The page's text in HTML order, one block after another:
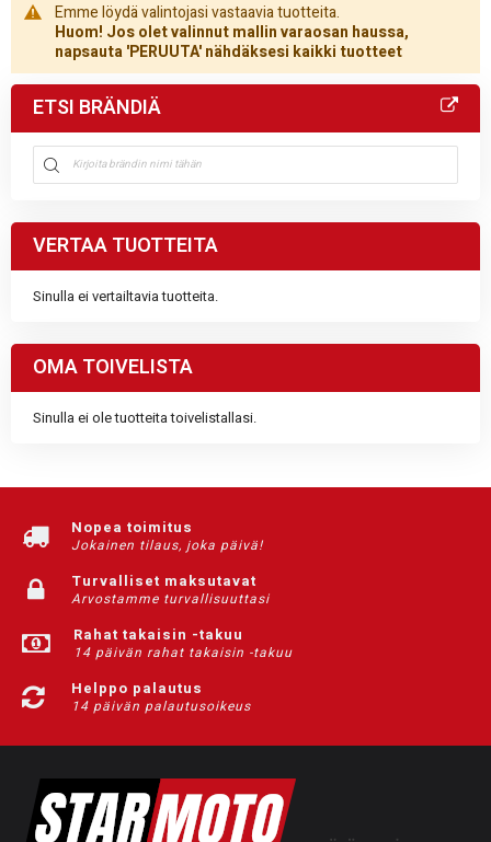
Emme löydä valintojasi vastaavia tuotteita.
Huom! Jos olet valinnut mallin varaosan haussa,
napsauta 'PERUUTA' nähdäksesi kaikki tuotteet
ETSI BRÄNDIÄ
VERTAA TUOTTEITA
Sinulla ei vertailtavia tuotteita.
OMA TOIVELISTA
Sinulla ei ole tuotteita toivelistallasi.
Nopea toimitus
Jokainen tilaus, joka päivä!
Turvalliset maksutavat
Arvostamme turvallisuuttasi
Rahat takaisin -takuu
14 päivän rahat takaisin -takuu
Helppo palautus
14 päivän palautusoikeus